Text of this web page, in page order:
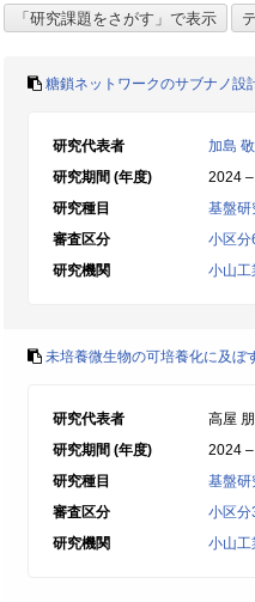
糖鎖ネットワークのサブナノ設
研究代表者
加島
研究期間 (年度)
2024
研究種目
基盤研
審査区分
小区分
研究機関
小山工
未培養微生物の可培養化に及ぼ
研究代表者
高屋
研究期間 (年度)
2024
研究種目
基盤研
審査区分
小区分
研究機関
小山工